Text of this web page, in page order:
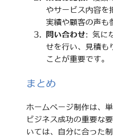
やサービス内容を
実績や顧客の声も
問い合わせ: 気に
せを行い、見積も
ことが重要です。
まとめ
ホームページ制作は、
ビジネス成功の重要な
いては、自分に合った